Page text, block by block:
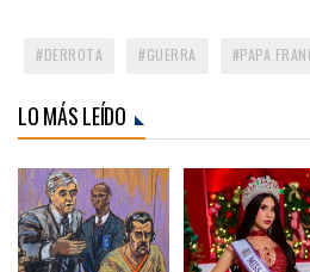
DERROTA GUERRA PAPA
LO MÁS LEÍDO